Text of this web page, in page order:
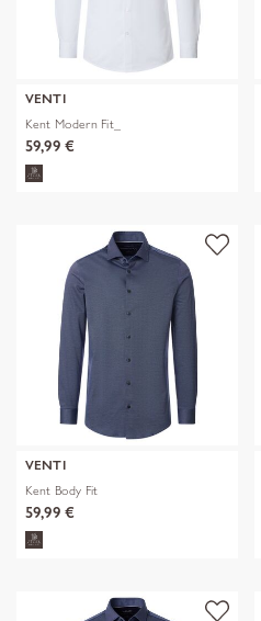
VENTI
Kent Modern Fit_
59,99 €
VENTI
Kent Body Fit
59,99 €